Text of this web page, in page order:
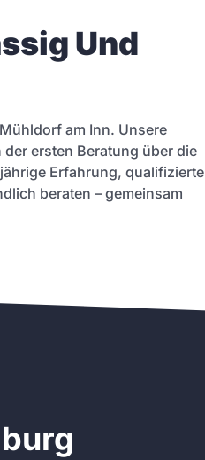
Und
am Inn. Unsere
ersten Beratung über die
Erfahrung, qualifizierte
beraten – gemeinsam